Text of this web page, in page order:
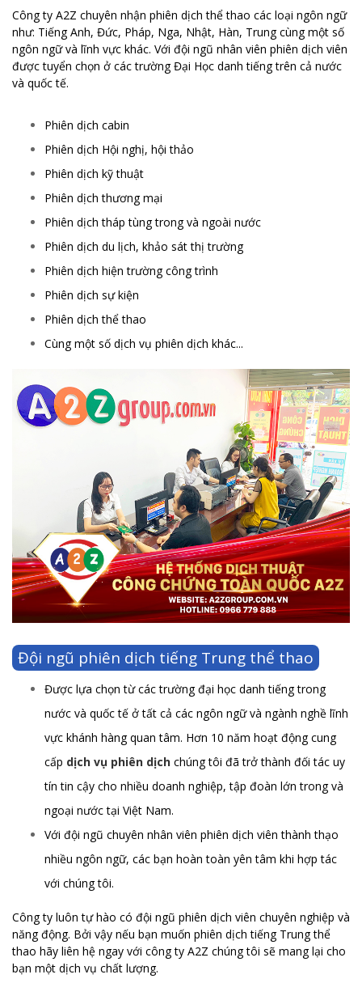
Công ty A2Z chuyên nhận phiên dịch thể thao các loại ngôn ngữ
như: Tiếng Anh, Đức, Pháp, Nga, Nhật, Hàn, Trung cùng một số
ngôn ngữ và lĩnh vực khác. Với đội ngũ nhân viên phiên dịch viên
được tuyển chọn ở các trường Đại Học danh tiếng trên cả nước
và quốc tế.
Phiên dịch cabin
Phiên dịch Hội nghị, hội thảo
Phiên dịch kỹ thuật
Phiên dịch thương mại
Phiên dịch tháp tùng trong và ngoài nước
Phiên dịch du lịch, khảo sát thị trường
Phiên dịch hiện trường công trình
Phiên dịch sự kiện
Phiên dịch thể thao
Cùng một số dịch vụ phiên dịch khác...
Đội ngũ phiên dịch tiếng Trung thể thao
Được lựa chọn từ các trường đại học danh tiếng trong
nước và quốc tế ở tất cả các ngôn ngữ và ngành nghề lĩnh
vực khánh hàng quan tâm. Hơn 10 năm hoạt động cung
cấp dịch vụ phiên dịch chúng tôi đã trở thành đối tác uy
tín tin cậy cho nhiều doanh nghiệp, tập đoàn lớn trong và
ngoại nước tại Việt Nam.
Với đội ngũ chuyên nhân viên phiên dịch viên thành thạo
nhiều ngôn ngữ, các bạn hoàn toàn yên tâm khi hợp tác
với chúng tôi.
Công ty luôn tự hào có đội ngũ phiên dịch viên chuyên nghiệp và
năng động. Bởi vậy nếu bạn muốn phiên dịch tiếng Trung thể
thao hãy liên hệ ngay với công ty A2Z chúng tôi sẽ mang lại cho
bạn một dịch vụ chất lượng.